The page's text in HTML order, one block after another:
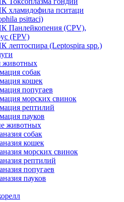
хламидофила пситаци
psittaci)
Панлейкопения (CPV),
(FPV)
(Leptospira spp.)
животных
собак
кошек
попугаев
морских свинок
рептилий
пауков
животных
собак
кошек
морских свинок
рептилий
попугаев
пауков